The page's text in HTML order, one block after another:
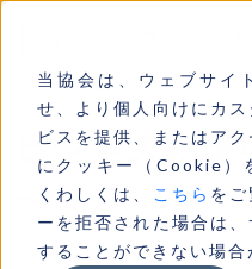
当協会は、ウェブサイ
せ、より個人向けにカ
ビスを提供、またはア
にクッキー（Cookie）
くわしくは、
こちら を
ーを拒否された場合は
することができない場合
ビジネスの
～
2024.05.02